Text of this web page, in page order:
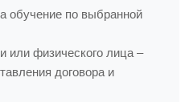
обучение по выбранной
или физического лица –
договора и